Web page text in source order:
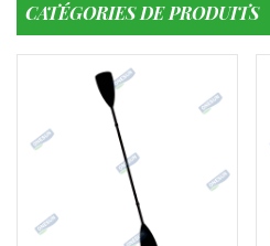
CATÉGORIES DE PRODUITS